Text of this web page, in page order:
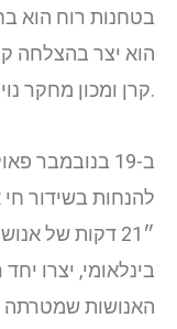
הוא יצר בהצלחה
קרן ומכון מחקר נוירו-מדעי.
ב-19
להנחות בשידור
״21 דקות של
בינלאומי, יצרו
האנושות שמטרתה